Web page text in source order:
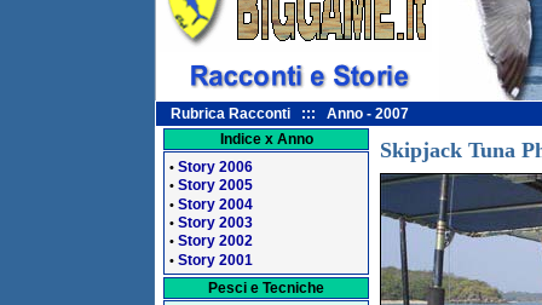
Rubrica Racconti ::: Anno - 2007
Indice x Anno
• Story 2006
• Story 2005
• Story 2004
• Story 2003
• Story 2002
• Story 2001
Pesci e Tecniche
Skipjack Tuna